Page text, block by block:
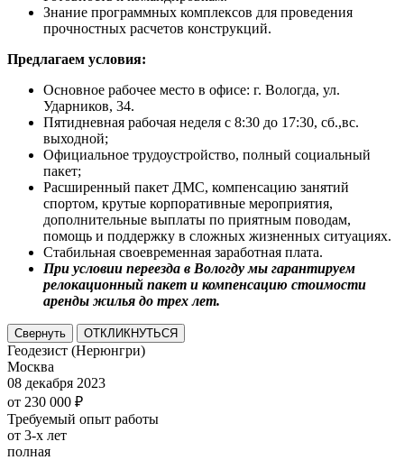
Знание программных комплексов для проведения
прочностных расчетов конструкций.
Предлагаем условия:
Основное рабочее место в офисе: г. Вологда, ул.
Ударников, 34.
Пятидневная рабочая неделя с 8:30 до 17:30, сб.,вс.
выходной;
Официальное трудоустройство, полный социальный
пакет;
Расширенный пакет ДМС, компенсацию занятий
спортом, крутые корпоративные мероприятия,
дополнительные выплаты по приятным поводам,
помощь и поддержку в сложных жизненных ситуациях.
Стабильная своевременная заработная плата.
При условии переезда в Вологду мы гарантируем
релокационный пакет и компенсацию стоимости
аренды жилья до трех лет.
Свернуть ОТКЛИКНУТЬСЯ
Геодезист (Нерюнгри)
Москва
08 декабря 2023
от 230 000 ₽
Требуемый опыт работы
от 3-х лет
полная